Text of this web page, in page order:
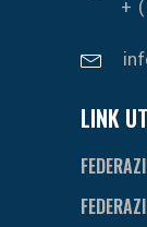
+
LINK